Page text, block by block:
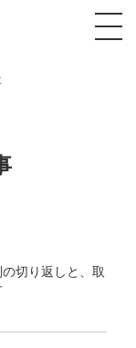
く
切り返しと、取